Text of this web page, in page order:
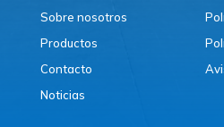
Sobre nosotros
Productos
Contacto
Noticias